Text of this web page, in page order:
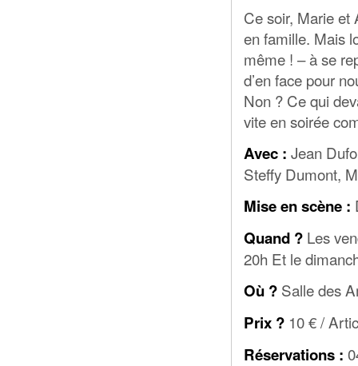
Ce soir, Marie et
en famille. Mais
même ! – à se
d’en face pour
Non ? Ce qui
vite en soirée
Avec : Jean
Steffy Dumont,
Mise en scène :
Quand ? Les
20h Et le
Où ? Salle des
Prix ? 10 € /
Réservations :